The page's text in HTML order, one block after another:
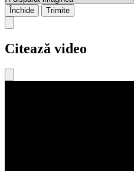
Închide Trimite
Citează video